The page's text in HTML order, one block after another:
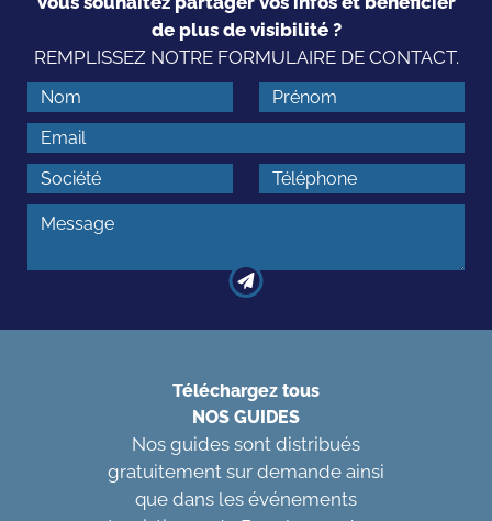
de plus de visibilité ?
REMPLISSEZ NOTRE FORMULAIRE DE CONTACT.
Téléchargez tous
NOS GUIDES
Nos guides sont distribués
gratuitement sur demande ainsi
que dans les événements